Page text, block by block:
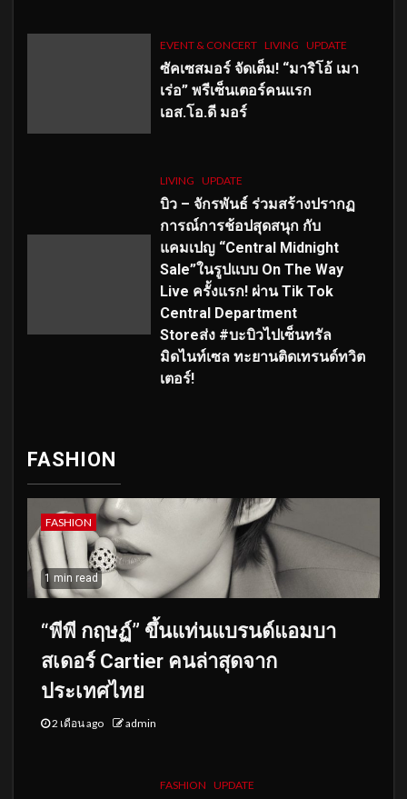
EVENT & CONCERT LIVING UPDATE
ซัคเซสมอร์ จัดเต็ม! “มาริโอ้ เมา
เร่อ” พรีเซ็นเตอร์คนแรก
เอส.โอ.ดี มอร์
LIVING UPDATE
บิว – จักรพันธ์ ร่วมสร้างปรากฏ
การณ์การช้อปสุดสนุก กับ
แคมเปญ “Central Midnight
Sale”ในรูปแบบ On The Way
Live ครั้งแรก! ผ่าน Tik Tok
Central Department
Storeส่ง #บะบิวไปเซ็นทรัล
มิดไนท์เซล ทะยานติดเทรนด์ทวิต
เตอร์!
FASHION
FASHION
1 min read
“พีพี กฤษฏ์” ขึ้นแท่นแบรนด์แอมบา
สเดอร์ Cartier คนล่าสุดจาก
ประเทศไทย
2 เดือน ago admin
FASHION UPDATE